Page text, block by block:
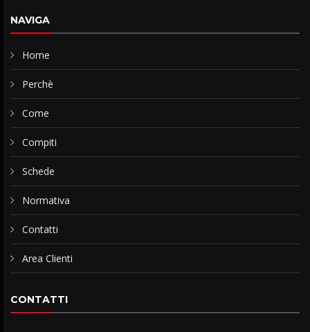
NAVIGA
Home
Perchè
Come
Compiti
Schede
Normativa
Contatti
Area Clienti
CONTATTI